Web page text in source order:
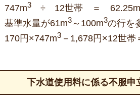
747m3÷ 12世帯 ＝ 62.25m
基準水量が61m3～100m3の行を
170円×747m3－1,678円×12世帯
下水道使用料に係る不服申